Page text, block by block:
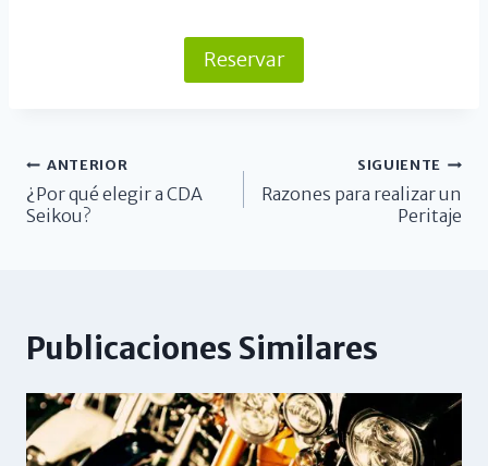
Reservar
ANTERIOR
¿Por qué elegir a CDA
Seikou?
SIGUIENTE
Razones para realizar un
Peritaje
Publicaciones Similares